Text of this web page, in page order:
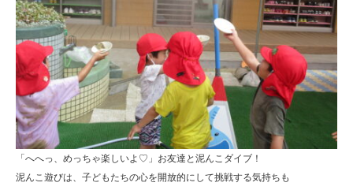
「へへっ、めっちゃ楽しいよ♡」お友達と泥んこダイブ！
泥んこ遊びは、子どもたちの心を開放的にして挑戦する気持ちも